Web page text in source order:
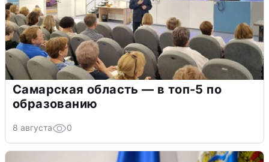
Самарская область — в топ-5 по
образованию
8 августа 0